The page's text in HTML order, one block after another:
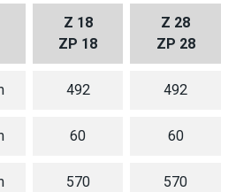
Z 18
ZP 18
Z 28
ZP 28
492 492
60 60
570 570